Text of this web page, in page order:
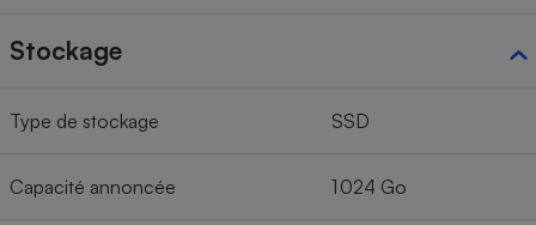
Stockage
Type de stockage SSD
Capacité annoncée 1 024 Go